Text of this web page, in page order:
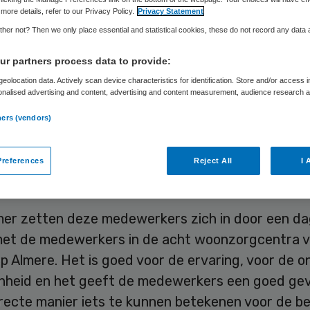
wooncentra
Skipr Redactie 30 juli 2019,08:22 40 keer gelezen
Almere doen medewerkers van
en leden van de raad van bestuur en raad van
zetten deze medewerkers zich in door een
de medewerkers in de acht woonzorgcentra
Almere. Het is goed voor de ervaring, voor de
en het geeft de medewerkers een goed
manier iets te kunnen betekenen voor de
details, refer to our Privacy Policy. Privacy Statement
not? Then we only place essential and statistical cookies, these do not record any data
partners process data to provide:
data. Actively scan device characteristics for identification. Store and/or access
advertising and content, advertising and content measurement, audience research
(vendors)
Reject All I